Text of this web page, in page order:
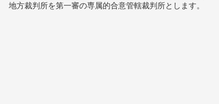
地方裁判所を第一審の専属的合意管轄裁判所とします。